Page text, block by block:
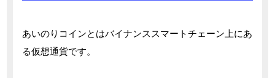
あいのりコインとはバイナンススマートチェーン上にあ
る仮想通貨です。